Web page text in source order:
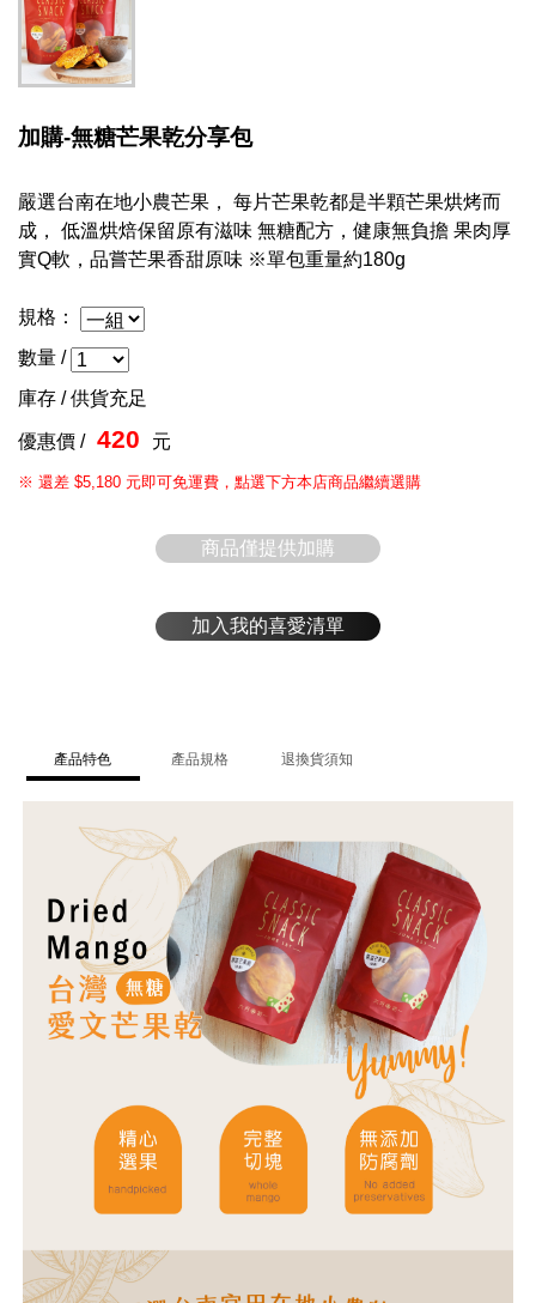
加購-無糖芒果乾分享包
嚴選台南在地小農芒果， 每片芒果乾都是半顆芒果烘烤而
成， 低溫烘焙保留原有滋味 無糖配方，健康無負擔 果肉厚
實Q軟，品嘗芒果香甜原味 ※單包重量約180g
規格：
數量 /
庫存 /供貨充足
優惠價 / 420 元
※ 還差 $5,180 元即可免運費，點選下方本店商品繼續選購
商品僅提供加購
加入我的喜愛清單
產品特色 產品規格 退換貨須知